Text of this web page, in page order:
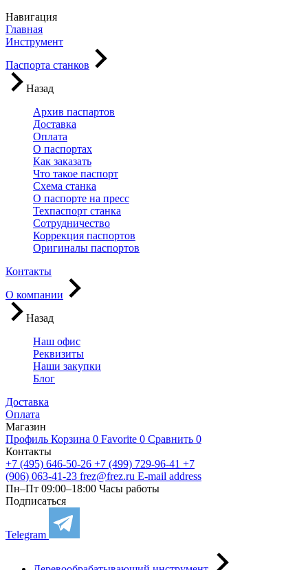
Навигация
Главная
Инструмент
Паспорта станков
Назад
Архив паспартов
Доставка
Оплата
О паспортах
Как заказать
Что такое паспорт
Схема станка
О паспорте на пресс
Техпаспорт станка
Сотрудничество
Коррекция паспортов
Оригиналы паспортов
Контакты
О компании
Назад
Наш офис
Реквизиты
Наши закупки
Блог
Доставка
Оплата
Магазин
Профиль Корзина 0 Favorite 0 Сравнить 0
Контакты
+7 (495) 646-50-26 +7 (499) 729-96-41 +7
(906) 063-41-23 frez@frez.ru E-mail address
Пн–Пт 09:00–18:00 Часы работы
Подписаться
Telegram